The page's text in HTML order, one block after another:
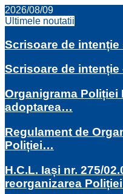
2026/08/09
Ultimele noutatii
Scrisoare de intenție
Scrisoare de
Organigrama Poliției
adoptarea…
Regulament de
Poliției…
H.C.L. Iași nr. 275/
reorganizarea